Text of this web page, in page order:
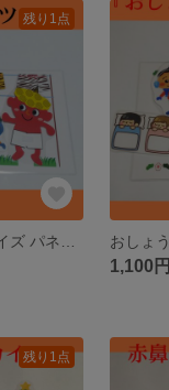
残り1点
1,100円
残り1点